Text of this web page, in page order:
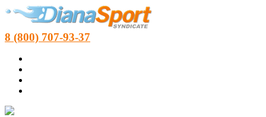
8 (800) 707-93-37